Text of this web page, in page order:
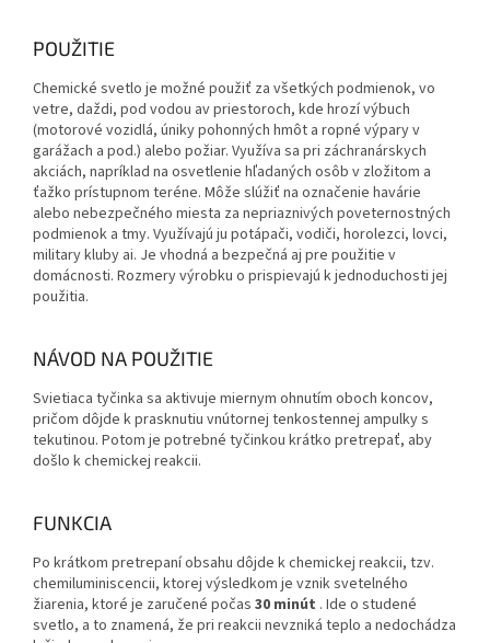
POUŽITIE
Chemické svetlo je možné použiť za všetkých podmienok, vo
vetre, daždi, pod vodou av priestoroch, kde hrozí výbuch
(motorové vozidlá, úniky pohonných hmôt a ropné výpary v
garážach a pod.) alebo požiar. Využíva sa pri záchranárskych
akciách, napríklad na osvetlenie hľadaných osôb v zložitom a
ťažko prístupnom teréne. Môže slúžiť na označenie havárie
alebo nebezpečného miesta za nepriaznivých poveternostných
podmienok a tmy. Využívajú ju potápači, vodiči, horolezci, lovci,
military kluby ai. Je vhodná a bezpečná aj pre použitie v
domácnosti. Rozmery výrobku o prispievajú k jednoduchosti jej
použitia.
NÁVOD NA POUŽITIE
Svietiaca tyčinka sa aktivuje miernym ohnutím oboch koncov,
pričom dôjde k prasknutiu vnútornej tenkostennej ampulky s
tekutinou. Potom je potrebné tyčinkou krátko pretrepať, aby
došlo k chemickej reakcii.
FUNKCIA
Po krátkom pretrepaní obsahu dôjde k chemickej reakcii, tzv.
chemiluminiscencii, ktorej výsledkom je vznik svetelného
žiarenia, ktoré je zaručené počas 30 minút . Ide o studené
svetlo, a to znamená, že pri reakcii nevzniká teplo a nedochádza